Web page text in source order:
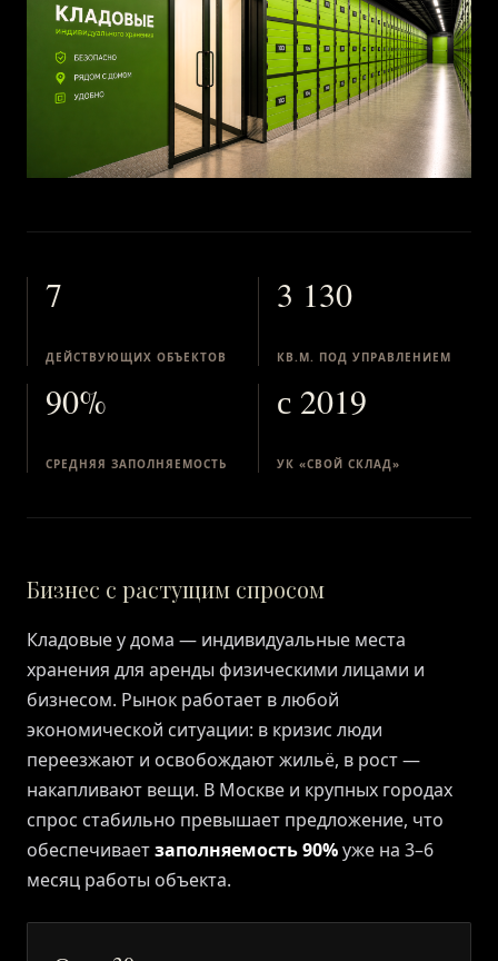
7
ДЕЙСТВУЮЩИХ ОБЪЕКТОВ
3 130
КВ.М. ПОД УПРАВЛЕНИЕМ
90%
СРЕДНЯЯ ЗАПОЛНЯЕМОСТЬ
с 2019
УК «СВОЙ СКЛАД»
Бизнес с растущим спросом
Кладовые у дома — индивидуальные места
хранения для аренды физическими лицами и
бизнесом. Рынок работает в любой
экономической ситуации: в кризис люди
переезжают и освобождают жильё, в рост —
накапливают вещи. В Москве и крупных городах
спрос стабильно превышает предложение, что
обеспечиваетзаполняемость 90%уже на 3–6
месяц работы объекта.